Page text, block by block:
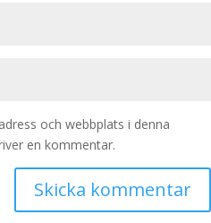
och webbplats i denna
en kommentar.